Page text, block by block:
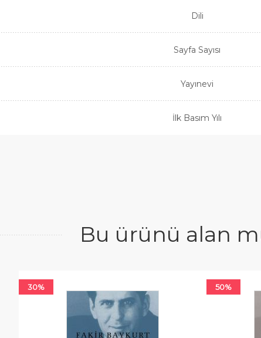
Dili
Sayfa Sayısı
Yayınevi
İlk Basım Yılı
Bu ürünü alan
30% 50%